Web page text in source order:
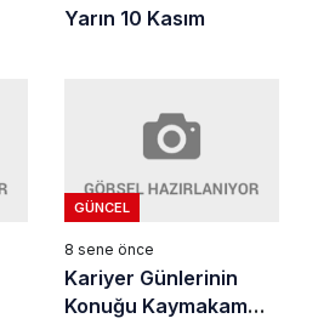
Yarın 10 Kasım
GÜNCEL
8 sene önce
Kariyer Günlerinin
Konuğu Kaymakam